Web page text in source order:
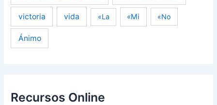
victoria vida «La «Mi «No
Ánimo
Recursos Online